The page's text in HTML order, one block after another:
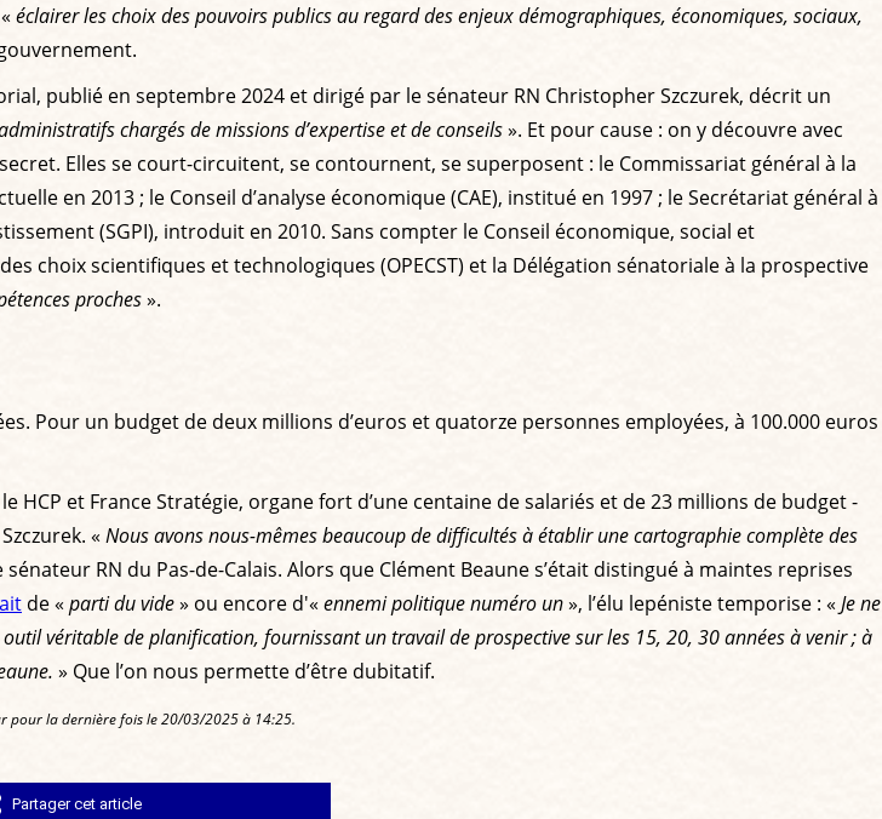
éclairer les choix des pouvoirs publics au regard des enjeux démographiques, économiques, sociaux,
publié en septembre 2024 et dirigé par le sénateur RN Christopher Szczurek, décrit un
chargés de missions d’expertise et de conseils». Et pour cause : on y découvre avec
Elles se court-circuitent, se contournent, se superposent : le Commissariat général à la
en 2013 ; le Conseil d’analyse économique (CAE), institué en 1997 ; le Secrétariat général à
(SGPI), introduit en 2010. Sans compter le Conseil économique, social et
choix scientifiques et technologiques (OPECST) et la Délégation sénatoriale à la prospective
proches».
Pour un budget de deux millions d’euros et quatorze personnes employées, à 100.000 euros
et France Stratégie, organe fort d’une centaine de salariés et de 23 millions de budget -
«Nous avons nous-mêmes beaucoup de difficultés à établir une cartographie complète des
sénateur RN du Pas-de-Calais. Alors que Clément Beaune s’était distingué à maintes reprises
de «parti du vide» ou encore d'«ennemi politique numéro un», l’élu lepéniste temporise : «Je ne
véritable de planification, fournissant un travail de prospective sur les 15, 20, 30 années à venir ; à
» Que l’on nous permette d’être dubitatif.
pour la dernière fois le 20/03/2025 à 14:25.
Partager cet article